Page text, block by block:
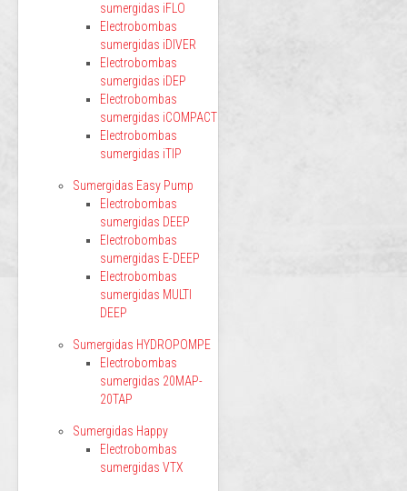
sumergidas iFLO
Electrobombas
sumergidas iDIVER
Electrobombas
sumergidas iDEP
Electrobombas
sumergidas iCOMPACT
Electrobombas
sumergidas iTIP
Sumergidas Easy Pump
Electrobombas
sumergidas DEEP
Electrobombas
sumergidas E-DEEP
Electrobombas
sumergidas MULTI
DEEP
Sumergidas HYDROPOMPE
Electrobombas
sumergidas 20MAP-
20TAP
Sumergidas Happy
Electrobombas
sumergidas VTX